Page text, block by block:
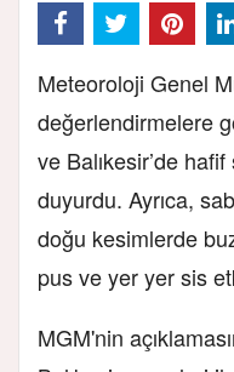
Meteoroloji Genel
değerlendirmelere
ve Balıkesir’de
duyurdu. Ayrıca,
doğu kesimlerde
pus ve yer yer sis
MGM'nin